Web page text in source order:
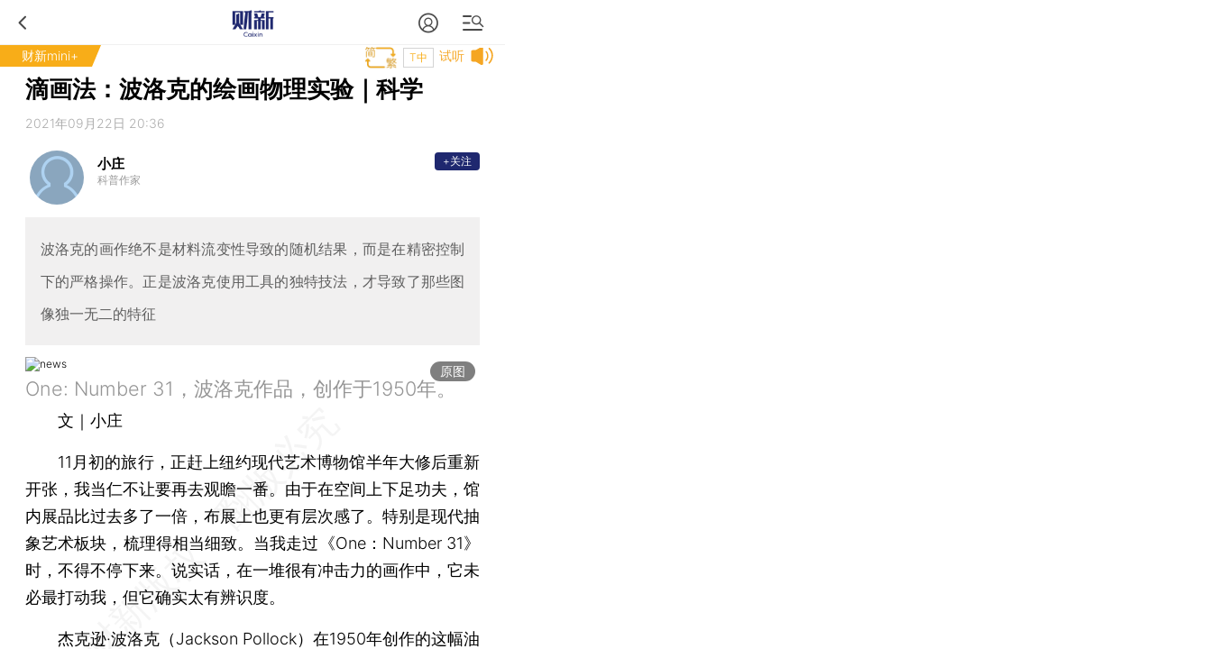
财新mini+ 试听
T中
滴画法：波洛克的绘画物理实验｜科学
2021年09月22日 20:36
小庄
科普作家
+关注
波洛克的画作绝不是材料流变性导致的随机结果，而是在精密控制
下的严格操作。正是波洛克使用工具的独特技法，才导致了那些图
像独一无二的特征
原图
One: Number 31，波洛克作品，创作于1950年。
文｜小庄
11月初的旅行，正赶上纽约现代艺术博物馆半年大修后重新
开张，我当仁不让要再去观瞻一番。由于在空间上下足功夫，馆
内展品比过去多了一倍，布展上也更有层次感了。特别是现代抽
象艺术板块，梳理得相当细致。当我走过《One：Number 31》
时，不得不停下来。说实话，在一堆很有冲击力的画作中，它未
必最打动我，但它确实太有辨识度。
杰克逊·波洛克（Jackson Pollock）在1950年创作的这幅油